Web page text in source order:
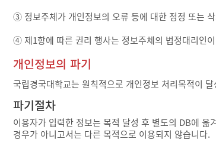
③ 정보주체가 개인정보의 오류 등에 대한 정정 또는
④ 제1항에 따른 권리 행사는 정보주체의 법정대리인
개인정보의 파기
국립경국대학교는 원칙적으로 개인정보 처리목적이
파기절차
이용자가 입력한 정보는 목적 달성 후 별도의 DB에
경우가 아니고서는 다른 목적으로 이용되지 않습니다.